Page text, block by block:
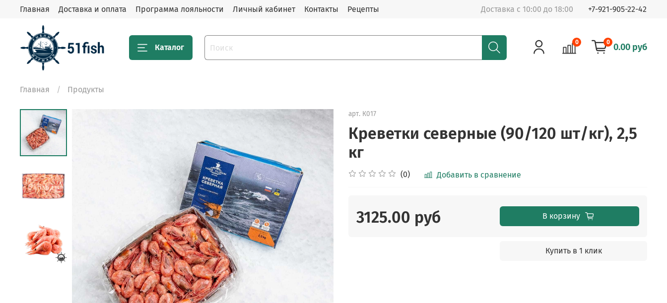
Главная Доставка и оплата Программа лояльности Личный кабинет Контакты Рецепты Доставка с 10:00 до 18:00 +7-921-905-22-42
Каталог
0 0 0.00 руб
Главная Продукты
арт. К017
Креветки северные (90/120 шт/кг), 2,5
кг
(0) Добавить в сравнение
3125.00 руб В корзину
Купить в 1 клик